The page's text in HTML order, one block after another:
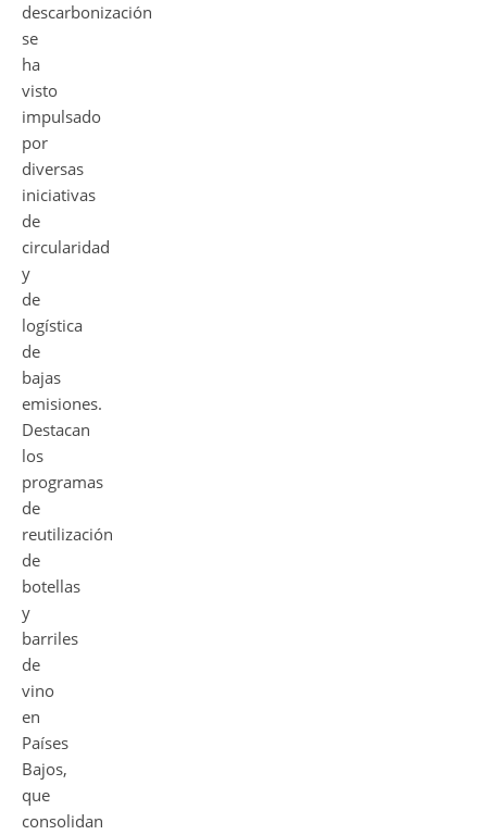
descarbonización
se
ha
visto
impulsado
por
diversas
iniciativas
de
circularidad
y
de
logística
de
bajas
emisiones.
Destacan
los
programas
de
reutilización
de
botellas
y
barriles
de
vino
en
Países
Bajos,
que
consolidan